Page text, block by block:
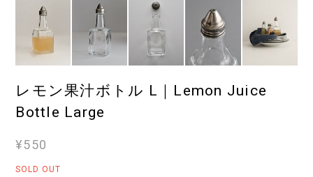
レモン果汁ボトル L｜Lemon Juice
Bottle Large
¥550
SOLD OUT